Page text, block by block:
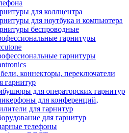
для коллцентра
для ноутбука и компьютера
беспроводные
гарнитуры
гарнитуры
коннекторы, переключатели
гарнитур
для операторских гарнитур
для конференций,
для гарнитур
для гарнитур
телефоны